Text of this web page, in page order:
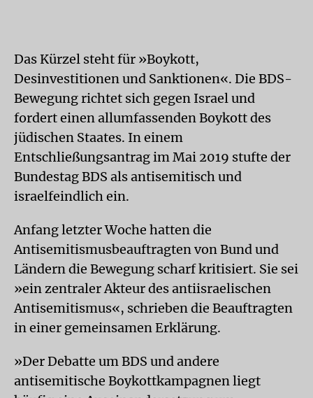
Das Kürzel steht für »Boykott,
Desinvestitionen und Sanktionen«. Die BDS-
Bewegung richtet sich gegen Israel und
fordert einen allumfassenden Boykott des
jüdischen Staates. In einem
Entschließungsantrag im Mai 2019 stufte der
Bundestag BDS als antisemitisch und
israelfeindlich ein.
Anfang letzter Woche hatten die
Antisemitismusbeauftragten von Bund und
Ländern die Bewegung scharf kritisiert. Sie sei
»ein zentraler Akteur des antiisraelischen
Antisemitismus«, schrieben die Beauftragten
in einer gemeinsamen Erklärung.
»Der Debatte um BDS und andere
antisemitische Boykottkampagnen liegt